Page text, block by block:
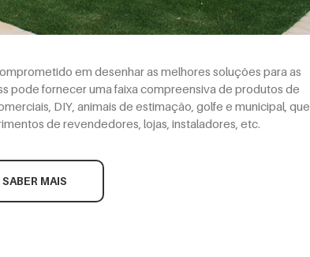
em desenhar as melhores soluções para as
pode fornecer uma faixa compreensiva de produtos de
DIY, animais de estimação, golfe e municipal, que
de revendedores, lojas, instaladores, etc.
SABER MAIS